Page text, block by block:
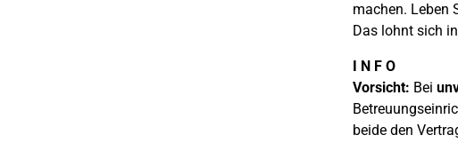
machen. Leben
Das lohnt sich
I N F O
Vorsicht: Bei
beide den